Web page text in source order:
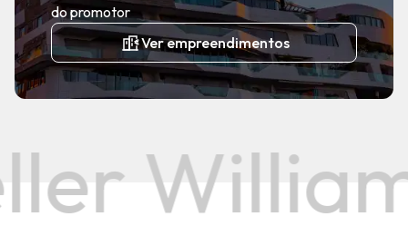
do promotor
Ver empreendimentos